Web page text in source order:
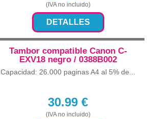
(IVA no incluido)
DETALLES
Tambor compatible Canon C-
EXV18 negro / 0388B002
Capacidad: 26.000 paginas A4 al 5% de...
30.99 €
(IVA no incluido)